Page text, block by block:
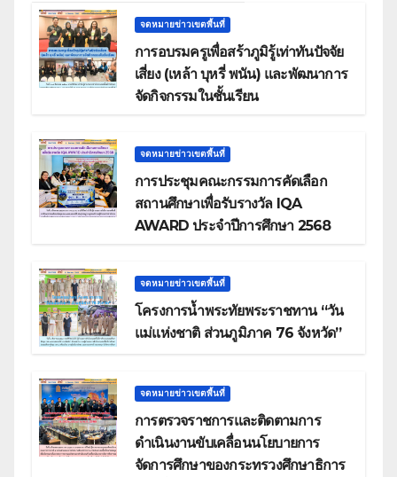
จดหมายข่าวเขตพื้นที่
การอบรมครูเพื่อสร้าภูมิรู้เท่าทันปัจจัย
เสี่ยง (เหล้า บุหรี่ พนัน) และพัฒนาการ
จัดกิจกรรมในชั้นเรียน
จดหมายข่าวเขตพื้นที่
การประชุมคณะกรรมการคัดเลือก
สถานศึกษาเพื่อรับรางวัล IQA
AWARD ประจำปีการศึกษา 2568
จดหมายข่าวเขตพื้นที่
โครงการน้ำพระทัยพระราชทาน “วัน
แม่แห่งชาติ ส่วนภูมิภาค 76 จังหวัด”
จดหมายข่าวเขตพื้นที่
การตรวจราชการและติดตามการ
ดำเนินงานขับเคลื่อนนโยบายการ
จัดการศึกษาของกระทรวงศึกษาธิการ